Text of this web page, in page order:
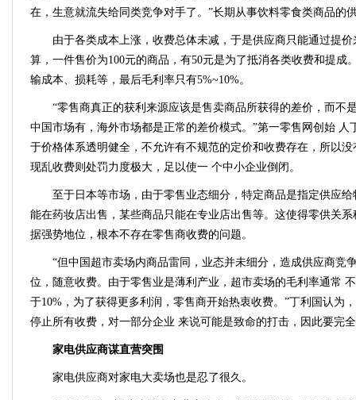
在，生意就流失给同类竞争对手了。”长期从事饮料零食类商品的
由于各类成本上涨，收费总体未减，于是供应商只能通过提
算，一件售价为100元的商品，有50元是为了抵消各类收费和提成
输成本、损耗等，最后毛利率只有5%~10%。
“零售商真正的获利来源应该是售卖商品所获得的差价，而不
中国市场有，海外市场都是正常的差价模式。”第一零售网创始 人
于价格体系透明健全，不允许有不规范的定价和收费存在，所以
现乱收费则处罚力度极大，足以使一 个中小企业倒闭。
至于日本等市场，由于零售业态细分，特定商品是指定供应
能在药妆店出售，某些商品只能在专业店出售等。这使得零供关
据强势地位，根本不存在零售商收费的问题。
“但中国超市卖场内商品雷同，业态并未细分，造成供应商竞
位，随意收费。由于零售业是薄利产业，超市卖场的毛利率通常
于10%，为了获得更多利润，零售商开始热衷收费。”丁利国认为
停止所有收费，对一部分企业 来说可能是致命的打击，因此要完
家电供应商谋直营突围
家电供应商对家电大卖场也是忍了很久。